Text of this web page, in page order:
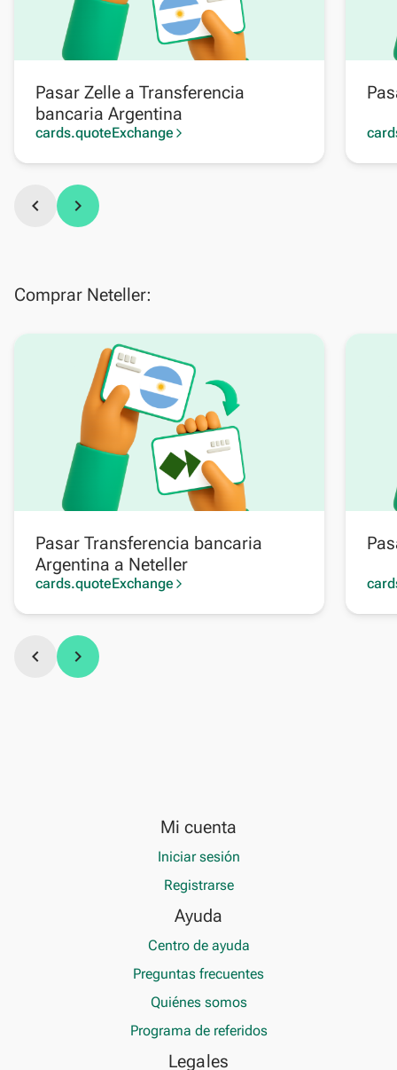
Pasar Zelle a Transferencia
bancaria Argentina
cards.quoteExchange arrow_forward_ios
chevron_left chevron_right
Comprar Neteller:
Pasar Transferencia bancaria
Argentina a Neteller
cards.quoteExchange arrow_forward_ios
chevron_left chevron_right
Mi cuenta
Iniciar sesión
Registrarse
Ayuda
Centro de ayuda
Preguntas frecuentes
Quiénes somos
Programa de referidos
Legales